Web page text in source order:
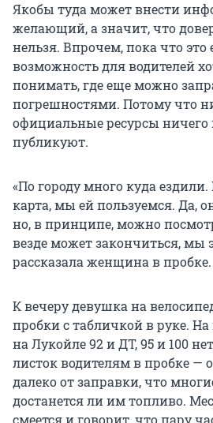
Якобы туда может внести
желающий, а значит, что
нельзя. Впрочем, пока что это
возможность для водителей
понимать, где еще можно
погрешностями. Потому что
официальные ресурсы ничего
публикуют.
«По городу много куда
карта, мы ей пользуемся. Да,
но, в принципе, можно
везде может закончиться, мы
рассказала женщина в пробке.
К вечеру девушка на
пробки с табличкой в руке. На
на Лукойле 92 и ДТ, 95 и 100
листок водителям в пробке —
далеко от заправки, что
достанется ли им топливо.
смеется и говорит, что пару